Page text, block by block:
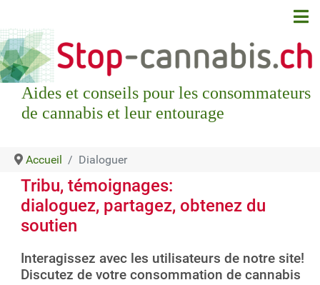
Aides et conseils pour les consommateurs
de cannabis et leur entourage
Accueil Dialoguer
Tribu, témoignages:
dialoguez, partagez, obtenez du
soutien
Interagissez avec les utilisateurs de notre site!
Discutez de votre consommation de cannabis